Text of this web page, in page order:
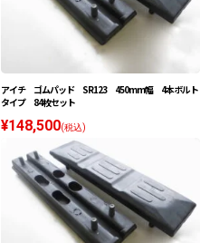
アイチ ゴムパッド SR123 450mm幅 4本ボルト
タイプ 84枚セット
¥148,500(税込)